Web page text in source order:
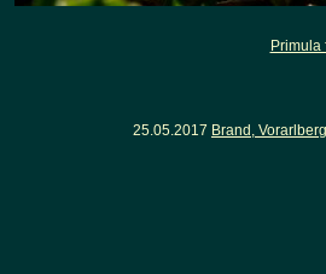
Primula
25.05.2017 Brand,